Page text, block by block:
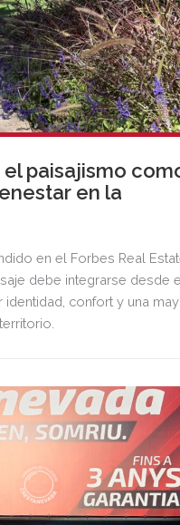
paisajismo
en la
en el Forbes Real
debe integrarse desde
confort y una